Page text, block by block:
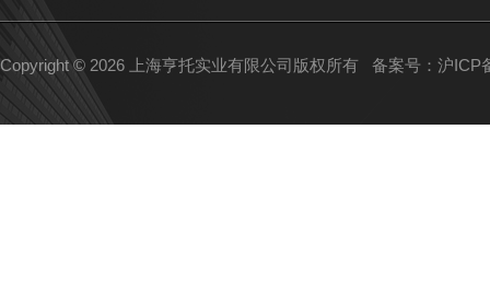
Copyright © 2026 上海亨托实业有限公司版权所有 备案号：沪ICP